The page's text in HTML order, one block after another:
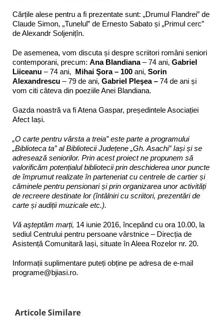
Cărțile alese pentru a fi prezentate sunt: „Drumul Flandrei” de
Claude Simon, „Tunelul” de Ernesto Sabato și „Primul cerc”
de Alexandr Soljenițîn.
De asemenea, vom discuta și despre scriitori români seniori
contemporani, precum: Ana Blandiana– 74 ani, Gabriel
Liiceanu – 74 ani, Mihai Şora – 100 ani, Sorin
Alexandrescu – 79 de ani, Gabriel Pleşea – 74 de ani și
vom citi câteva din poeziile Anei Blandiana.
Gazda noastră va fi Atena Gaspar, președintele Asociației
Afect Iași.
„O carte pentru vârsta a treia” este parte a programului
„Biblioteca ta” al Bibliotecii Județene „Gh. Asachi” Iași și se
adresează seniorilor. Prin acest proiect ne propunem să
valorificăm potențialul bibliotecii prin deschiderea unor puncte
de împrumut realizate în parteneriat cu centrele de cartier și
căminele pentru pensionari și prin organizarea unor activități
de recreere destinate lor (întâlniri cu scriitori, prezentări de
carte și audiții muzicale etc.).
Vă aşteptăm marți, 14 iunie 2016, începând cu ora 10.00, la
sediul Centrului pentru persoane vârstnice – Direcția de
Asistență Comunitară Iași, situate în Aleea Rozelor nr. 20.
Informații suplimentare puteți obține pe adresa de e-mail
programe@bjiasi.ro.
Articole Similare